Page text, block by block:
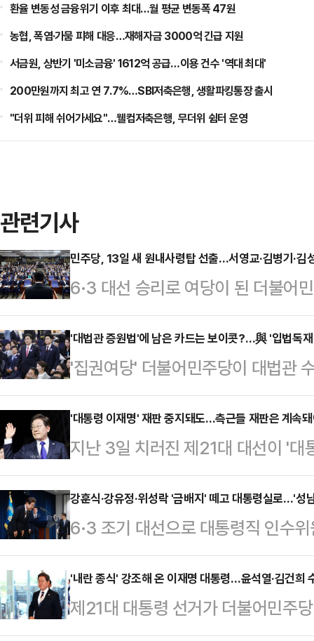
환율 변동성 금융위기 이후 최대…월 평균 변동폭 47원
농협, 폭염·가뭄 피해 대응…재해자금 3000억 긴급 지원
서금원, 상반기 '미소금융' 1612억 공급…이용 건수 '역대 최대'
200만원까지 최고 연 7.7%…SBI저축은행, 생활파킹통장 출시
"더위 피해 쉬어가세요"…웰컴저축은행, 무더위 쉼터 운영
관련기사
민주당, 13일 새 원내사령탑 선출…서영교·김병기·김
6·3 대선 승리로 여당이 된 더불어
치권 안팎의 관심이 집중되고 있다
한다. 민주당은 4일 오후 원내대표
원내대표 경선은 국회의원단 투표
난해 당규를 개정해 원내대표 및
를 반영하도록 했다. 민주당은 오
하고, 13일 국회의원 대상 투표
예정이다. 후…
'대법관 증원법'에 남은 카드는 보이콧?…與 '입법독
'집권여당' 더불어민주당이 대법관
민주당 주도로 소위에서 강행 처리
있는 만큼, 107석의 소수 야당 국
여론전을 펼치는 데 중지를 모았다.
역할을 보여줄 첫 시험대가 될 것이
명 대통령 취임날인 지난 4일 오후
원이 대표발의한 법원조직법 개정
통과시켰다. 현재 14…
'대통령 이재명' 재판 중지돼도…측근들 재판은 계속
지난 3일 치러진 제21대 대선이 '대
따라 진행 중이던 이 대통령 관련
국회 법제사법위원회가 지난달 대
하도록 하는 형사소송법 개정안과
위'를 삭제하는 공직선거법 개정안
포되면 공직선거법 위반 사건은 면
재직 중 재판이 정지될 수 있기 때
강훈식·강유정·위성락 '금배지' 떼고 대통령실로…'성
6·3 조기 대선으로 대통령직 인수
초대 국무총리에 김민석 민주당 최
는 계파색이 옅은 3선 강훈식 의원
락·강유정 의원이 낙점됐다.이 대
'내란 종식' 강조해 온 이재명 대통령…윤석열·김건희
제21대 대통령 선거가 더불어민주
가며 윤석열 전 대통령 부부에 대한